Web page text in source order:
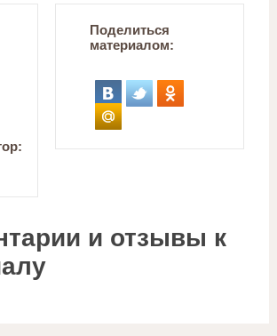
Поделиться
материалом:
и отзывы к